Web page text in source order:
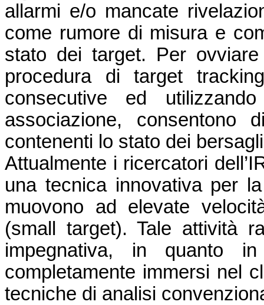
allarmi e/o mancate
come rumore di misura e
stato dei target. Per
procedura di target
consecutive ed
associazione, consentono
contenenti lo stato dei
Attualmente i ricercatori
una tecnica innovativa per
muovono ad elevate
(small target). Tale attività
impegnativa, in quanto
completamente immersi nel
tecniche di analisi